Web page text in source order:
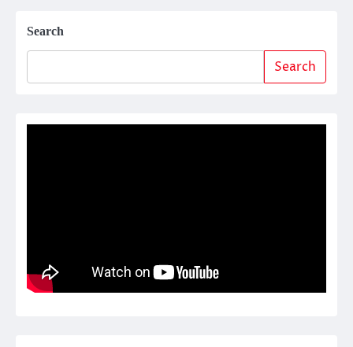
Search
Search